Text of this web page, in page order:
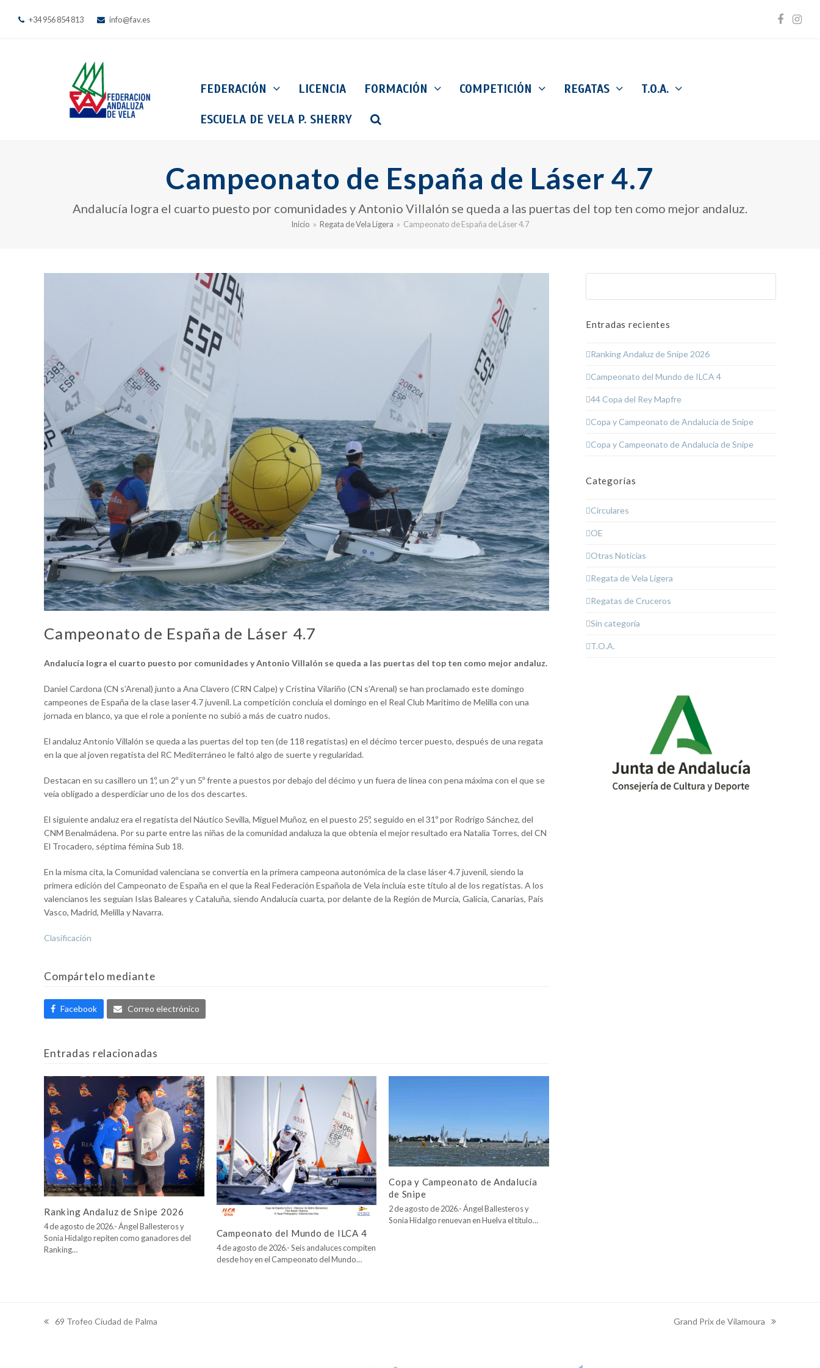
+34 956 854 813 info@fav.es
FEDERACIÓN LICENCIA FORMACIÓN COMPETICIÓN REGATAS T.O.A.
ESCUELA DE VELA P. SHERRY
Campeonato de España de Láser 4.7
Andalucía logra el cuarto puesto por comunidades y Antonio Villalón se queda a las puertas del top ten como mejor andaluz.
Inicio » Regata de Vela Ligera » Campeonato de España de Láser 4.7
Campeonato de España de Láser 4.7
Andalucía logra el cuarto puesto por comunidades y Antonio Villalón se queda a las puertas del top ten como mejor andaluz.
Daniel Cardona (CN s’Arenal) junto a Ana Clavero (CRN Calpe) y Cristina Vilariño (CN s’Arenal) se han proclamado este domingo
campeones de España de la clase laser 4.7 juvenil. La competición concluía el domingo en el Real Club Maritimo de Melilla con una
jornada en blanco, ya que el role a poniente no subió a más de cuatro nudos.
El andaluz Antonio Villalón se queda a las puertas del top ten (de 118 regatistas) en el décimo tercer puesto, después de una regata
en la que al joven regatista del RC Mediterráneo le faltó algo de suerte y regularidad.
Destacan en su casillero un 1º, un 2º y un 5º frente a puestos por debajo del décimo y un fuera de línea con pena máxima con el que se
veía obligado a desperdiciar uno de los dos descartes.
El siguiente andaluz era el regatista del Náutico Sevilla, Miguel Muñoz, en el puesto 25º, seguido en el 31º por Rodrigo Sánchez, del
CNM Benalmádena. Por su parte entre las niñas de la comunidad andaluza la que obtenía el mejor resultado era Natalia Torres, del CN
El Trocadero, séptima fémina Sub 18.
En la misma cita, la Comunidad valenciana se convertía en la primera campeona autonómica de la clase láser 4.7 juvenil, siendo la
primera edición del Campeonato de España en el que la Real Federación Española de Vela incluía este título al de los regatistas. A los
valencianos les seguían Islas Baleares y Cataluña, siendo Andalucía cuarta, por delante de la Región de Murcia, Galicia, Canarias, País
Vasco, Madrid, Melilla y Navarra.
Clasificación
Compártelo mediante
Facebook Correo electrónico
Entradas relacionadas
Ranking Andaluz de Snipe 2026
4 de agosto de 2026.- Ángel Ballesteros y
Sonia Hidalgo repiten como ganadores del
Ranking…
Campeonato del Mundo de ILCA 4
4 de agosto de 2026.- Seis andaluces compiten
desde hoy en el Campeonato del Mundo…
Copa y Campeonato de Andalucía
de Snipe
2 de agosto de 2026.- Ángel Ballesteros y
Sonia Hidalgo renuevan en Huelva el título…
Entradas recientes
Ranking Andaluz de Snipe 2026
Campeonato del Mundo de ILCA 4
44 Copa del Rey Mapfre
Copa y Campeonato de Andalucía de Snipe
Copa y Campeonato de Andalucía de Snipe
Categorías
Circulares
OE
Otras Noticias
Regata de Vela Ligera
Regatas de Cruceros
Sin categoría
T.O.A.
previous
69 Trofeo Ciudad de Palma
next
Grand Prix de Vilamoura